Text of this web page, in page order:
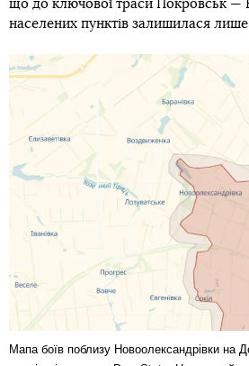
що до ключової траси Покровськ —
населених пунктів залишилася
Мапа боїв поблизу Новоолександрівки на